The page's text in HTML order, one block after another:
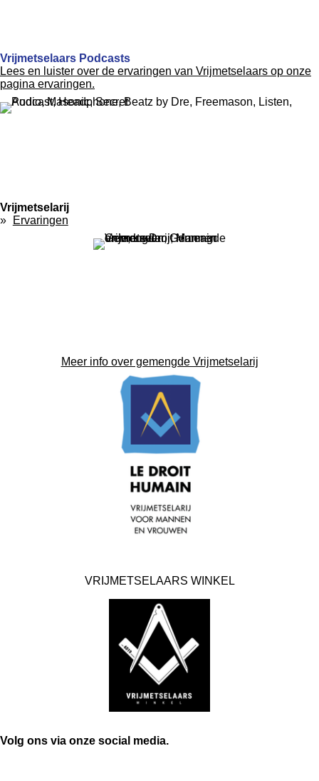
Vrijmetselaars Podcasts
Lees en luister over de ervaringen van Vrijmetselaars op onze
pagina ervaringen.
Vrijmetselarij
Ervaringen
Meer info over gemengde Vrijmetselarij
VRIJMETSELAARS WINKEL
Volg ons via onze social media.